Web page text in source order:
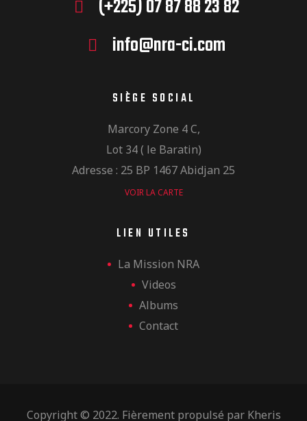
(+225) 07 87 88 23 82
info@nra-ci.com
SIÈGE SOCIAL
Marcory Zone 4 C,
Lot 34 ( le Baratin)
Adresse : 25 BP 1467 Abidjan 25
VOIR LA CARTE
LIEN UTILES
La Mission NRA
Videos
Albums
Contact
Copyright © 2022. Fièrement propulsé par Kheris